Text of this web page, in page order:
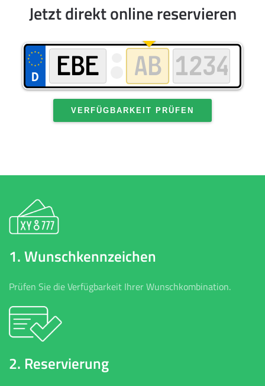
Jetzt direkt online reservieren
VERFÜGBARKEIT PRÜFEN
1. Wunschkennzeichen
Prüfen Sie die Verfügbarkeit Ihrer Wunschkombination.
2. Reservierung